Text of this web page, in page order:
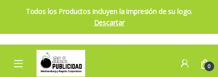
Todos los Productos incluyen la impresión de su logo.
Descartar
Skip to navigation
Skip to content
Open 0